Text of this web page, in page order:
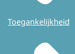
Toegankelijkheid